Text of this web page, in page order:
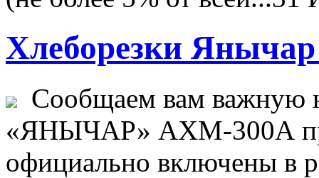
Хлеборезки Янычар
Сообщаем вам важную
«ЯНЫЧАР» АХМ-300А
официально включены в